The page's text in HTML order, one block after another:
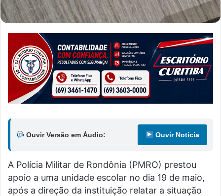
Ouvir Versão em Áudio: Ouvir Notícia
A Polícia Militar de Rondônia (PMRO) prestou
apoio a uma unidade escolar no dia 19 de maio,
após a direção da instituição relatar a situação